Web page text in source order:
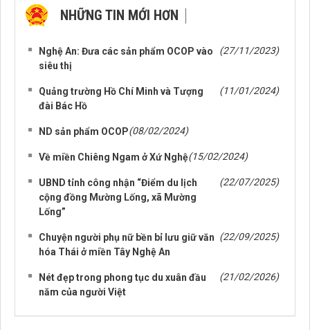
NHỮNG TIN MỚI HƠN
Nghệ An: Đưa các sản phẩm OCOP vào
siêu thị
(27/11/2023)
Quảng trường Hồ Chí Minh và Tượng
đài Bác Hồ
(11/01/2024)
ND sản phẩm OCOP(08/02/2024)
Về miền Chiêng Ngam ở Xứ Nghệ(15/02/2024)
UBND tỉnh công nhận “Điểm du lịch
cộng đồng Mường Lống, xã Mường
Lống”
(22/07/2025)
Chuyện người phụ nữ bền bỉ lưu giữ văn
hóa Thái ở miền Tây Nghệ An
(22/09/2025)
Nét đẹp trong phong tục du xuân đầu
năm của người Việt
(21/02/2026)